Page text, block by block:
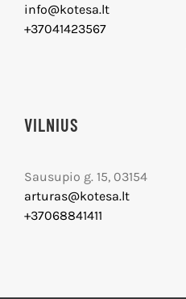
info@kotesa.lt
+37041423567
VILNIUS
Sausupio g. 15, 03154
arturas@kotesa.lt
+37068841411